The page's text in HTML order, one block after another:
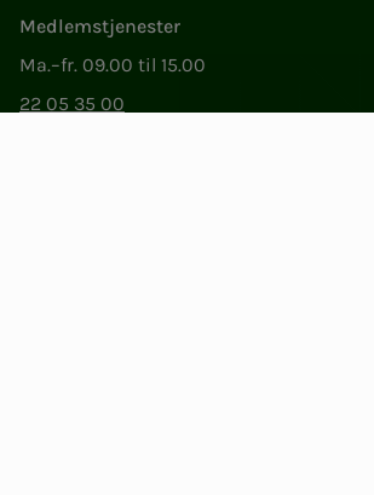
Medlemstjenester
Ma.–fr. 09.00 til 15.00
22 05 35 00